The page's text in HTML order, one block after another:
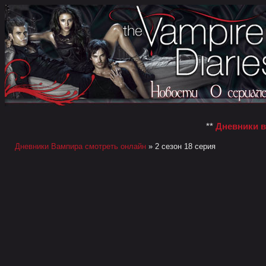
** Дневники
Дневники Вампира смотреть онлайн» 2 сезон 18 серия